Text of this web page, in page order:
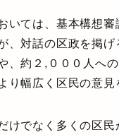
いては、基本構想
、対話の区政を掲
、約２,０００人へ
り幅広く区民の意見
けでなく多くの区